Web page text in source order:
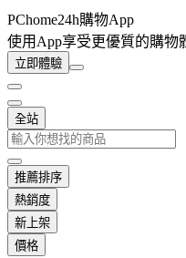
PChome24h購物App
使用App享受更優質的購物
立即體驗
全站
推薦排序
熱銷度
新上架
價格